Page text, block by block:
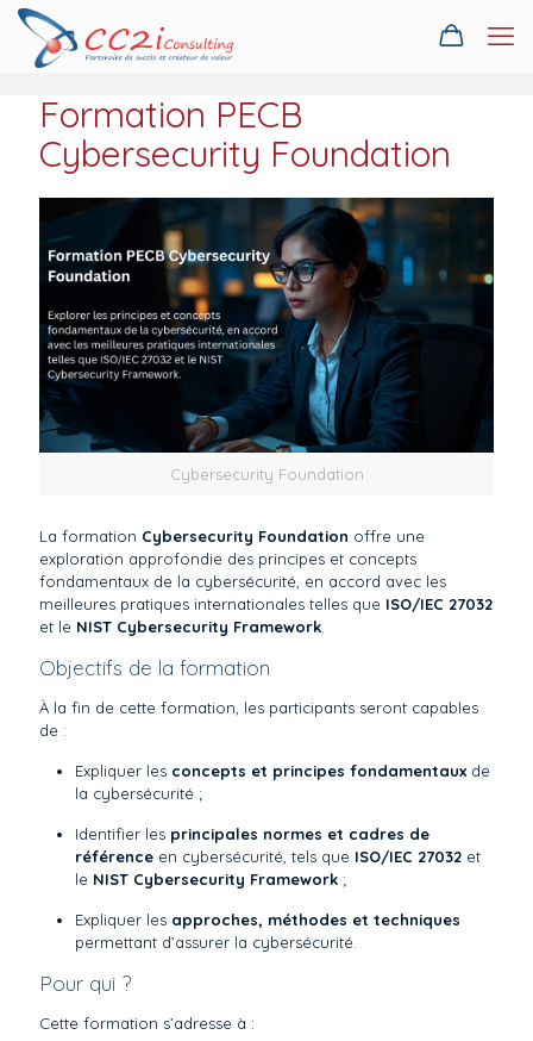
Formation PECB
Cybersecurity Foundation
Cybersecurity Foundation
La formation Cybersecurity Foundation offre une
exploration approfondie des principes et concepts
fondamentaux de la cybersécurité, en accord avec les
meilleures pratiques internationales telles que ISO/IEC 27032
et le NIST Cybersecurity Framework
Objectifs de la formation
À la fin de cette formation, les participants seront capables
de :
Expliquer les concepts et principes fondamentaux de
la cybersécurité ;
Identifier les principales normes et cadres de
référence en cybersécurité, tels que ISO/IEC 27032 et
le NIST Cybersecurity Framework ;
Expliquer les approches, méthodes et techniques
permettant d’assurer la cybersécurité.
Pour qui ?
Cette formation s’adresse à :